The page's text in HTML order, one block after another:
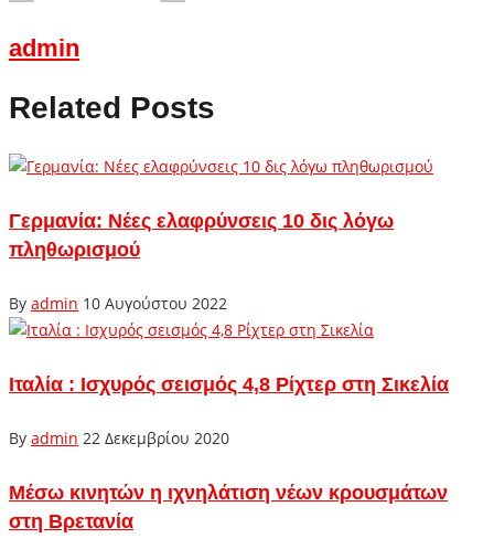
admin
Related Posts
Γερμανία: Νέες ελαφρύνσεις 10 δις λόγω
πληθωρισμού
By admin 10 Αυγούστου 2022
Ιταλία : Ισχυρός σεισμός 4,8 Ρίχτερ στη Σικελία
By admin 22 Δεκεμβρίου 2020
Μέσω κινητών η ιχνηλάτιση νέων κρουσμάτων
στη Βρετανία